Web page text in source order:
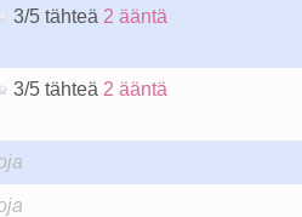
3/5 tähteä 2 ääntä
3/5 tähteä 2 ääntä